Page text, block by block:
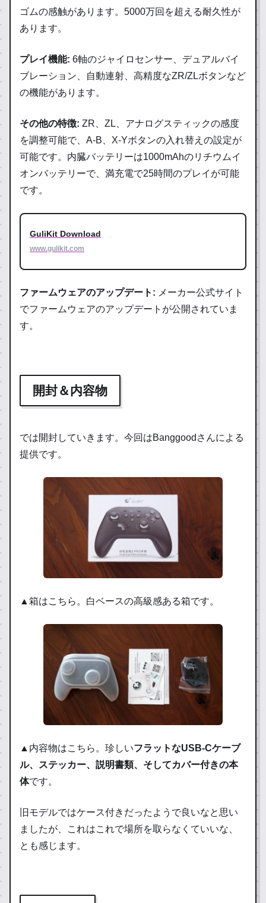
ゴムの感触があります。5000万回を超える耐久性が
あります。
プレイ機能: 6軸のジャイロセンサー、デュアルバイ
ブレーション、自動連射、高精度なZR/ZLボタンなど
の機能があります。
その他の特徴: ZR、ZL、アナログスティックの感度
を調整可能で、A-B、X-Yボタンの入れ替えの設定が
可能です。内臓バッテリーは1000mAhのリチウムイ
オンバッテリーで、満充電で25時間のプレイが可能
です。
GuliKit Download
www.gulikit.com
ファームウェアのアップデート: メーカー公式サイト
でファームウェアのアップデートが公開されていま
す。
開封＆内容物
では開封していきます。今回はBanggoodさんによる
提供です。
▲箱はこちら。白ベースの高級感ある箱です。
▲内容物はこちら。珍しいフラットなUSB-Cケーブ
ル、ステッカー、説明書類、そしてカバー付きの本
体です。
旧モデルではケース付きだったようで良いなと思い
ましたが、これはこれで場所を取らなくていいな、
とも感じます。